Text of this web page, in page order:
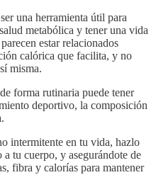
una herramienta útil para
metabólica y tener una vida
estar relacionados
calórica que facilita, y no
misma.
forma rutinaria puede tener
deportivo, la composición
intermitente en tu vida, hazlo
tu cuerpo, y asegurándote de
fibra y calorías para mantener